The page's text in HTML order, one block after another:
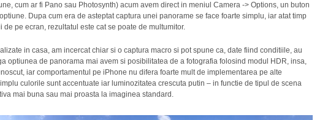
cum ar fi Pano sau Photosynth) acum avem direct in meniul Camera -> Options, un buton
Dupa cum era de asteptat captura unei panorame se face foarte simplu, iar atat timp
de pe ecran, rezultatul este cat se poate de multumitor.
in casa, am incercat chiar si o captura macro si pot spune ca, date fiind conditiile, au
optiunea de panorama mai avem si posibilitatea de a fotografia folosind modul HDR, insa,
iar comportamentul pe iPhone nu difera foarte mult de implementarea pe alte
culorile sunt accentuate iar luminozitatea crescuta putin – in functie de tipul de scena
mai buna sau mai proasta la imaginea standard.